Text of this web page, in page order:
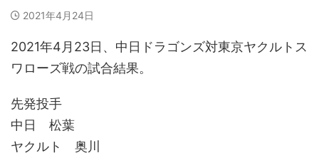
2021年4月24日
2021年4月23日、中日ドラゴンズ対東京ヤクルトス
ワローズ戦の試合結果。
先発投手
中日 松葉
ヤクルト 奥川